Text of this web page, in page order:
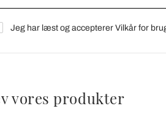
Jeg har læst og accepterer Vilkår for
vores produkter